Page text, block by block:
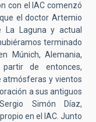
con el IAC comenzó
el doctor Artemio
La Laguna y actual
terminado
Múnich, Alemania,
de entonces,
atmósferas y vientos
a sus antiguos
Simón Díaz,
en el IAC. Junto